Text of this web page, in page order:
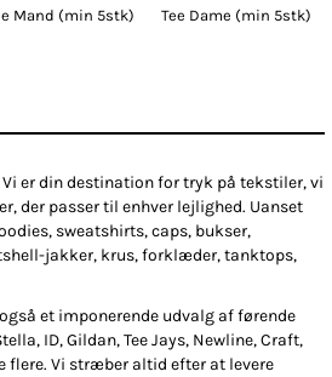
Mand (min 5stk)
Tee Dame (min 5stk)
er din destination for tryk på tekstiler, vi
der passer til enhver lejlighed. Uanset
sweatshirts, caps, bukser,
jakker, krus, forklæder, tanktops,
et imponerende udvalg af førende
ID, Gildan, Tee Jays, Newline, Craft,
flere. Vi stræber altid efter at levere